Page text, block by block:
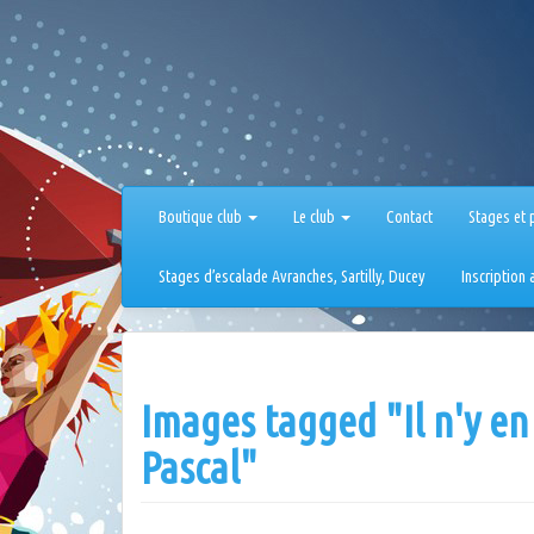
Aller
au
contenu
Boutique club Le club Contact Stages et
Stages d’escalade Avranches, Sartilly, Ducey Inscription
Images tagged "Il n'y
Pascal"